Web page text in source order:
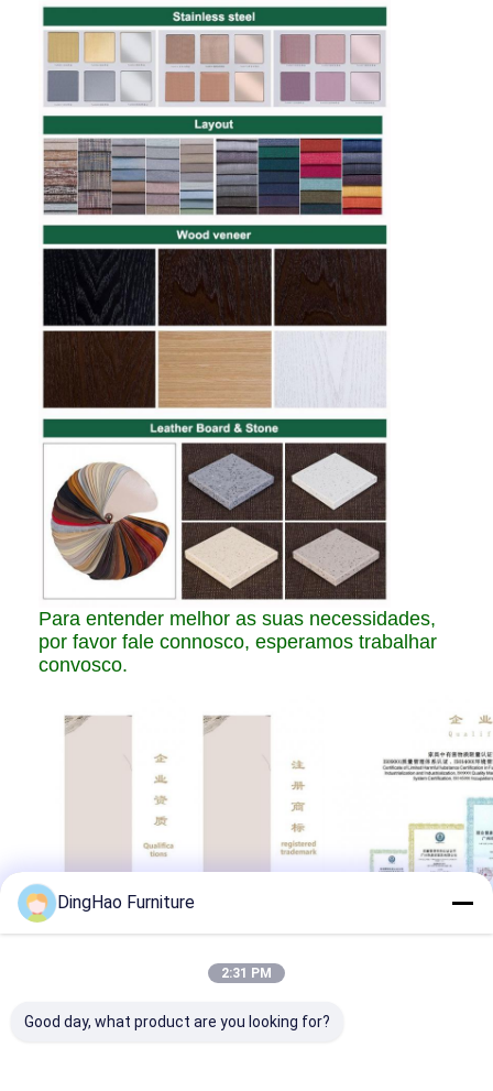
Para entender melhor as suas necessidades,
por favor fale connosco, esperamos trabalhar
convosco.
DingHao Furniture
2:31 PM
Good day, what product are you looking for?